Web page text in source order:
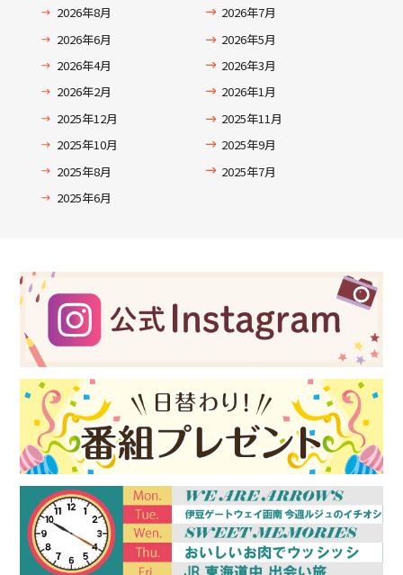
2026年8月
2026年7月
2026年6月
2026年5月
2026年4月
2026年3月
2026年2月
2026年1月
2025年12月
2025年11月
2025年10月
2025年9月
2025年8月
2025年7月
2025年6月